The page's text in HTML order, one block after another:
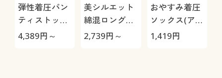
弾性着圧パン
ティストッキ
ング・1足売
4,389円～
美シルエット
綿混ロングガ
ードル(ミディ
2,739円～
おやすみ着圧
ソックス(アシ
スキット®)
1,419円